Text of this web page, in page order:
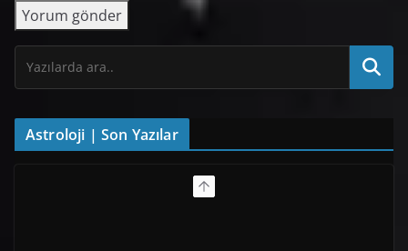
Astroloji | Son Yazılar